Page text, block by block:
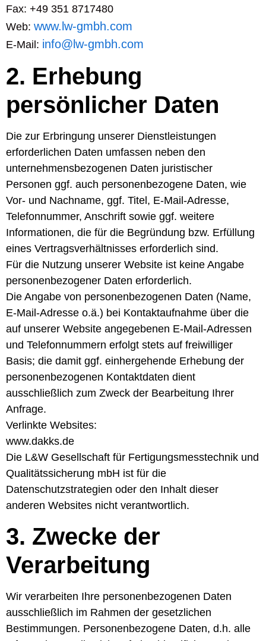
Fax: +49 351 8717480
Web: www.lw-gmbh.com
E-Mail: info@lw-gmbh.com
2. Erhebung
persönlicher Daten
Die zur Erbringung unserer Dienstleistungen
erforderlichen Daten umfassen neben den
unternehmensbezogenen Daten juristischer
Personen ggf. auch personenbezogene Daten, wie
Vor- und Nachname, ggf. Titel, E-Mail-Adresse,
Telefonnummer, Anschrift sowie ggf. weitere
Informationen, die für die Begründung bzw. Erfüllung
eines Vertragsverhältnisses erforderlich sind.
Für die Nutzung unserer Website ist keine Angabe
personenbezogener Daten erforderlich.
Die Angabe von personenbezogenen Daten (Name,
E-Mail-Adresse o.ä.) bei Kontaktaufnahme über die
auf unserer Website angegebenen E-Mail-Adressen
und Telefonnummern erfolgt stets auf freiwilliger
Basis; die damit ggf. einhergehende Erhebung der
personenbezogenen Kontaktdaten dient
ausschließlich zum Zweck der Bearbeitung Ihrer
Anfrage.
Verlinkte Websites:
www.dakks.de
Die L&W Gesellschaft für Fertigungsmesstechnik und
Qualitätssicherung mbH ist für die
Datenschutzstrategien oder den Inhalt dieser
anderen Websites nicht verantwortlich.
3. Zwecke der
Verarbeitung
Wir verarbeiten Ihre personenbezogenen Daten
ausschließlich im Rahmen der gesetzlichen
Bestimmungen. Personenbezogene Daten, d.h. alle